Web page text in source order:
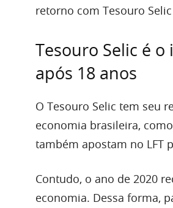
retorno com Tesouro
Tesouro Selic é
após 18 anos
O Tesouro Selic tem seu
economia brasileira,
também apostam no LFT
Contudo, o ano de 2020
economia. Dessa forma,